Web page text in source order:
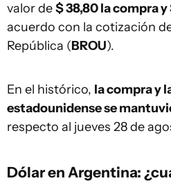
valor de$ 38,80 la compra y
acuerdo con la cotización
República (BROU).
En el histórico, la compra y
estadounidensese
respecto al jueves 28 de
Dólar en Argentina: